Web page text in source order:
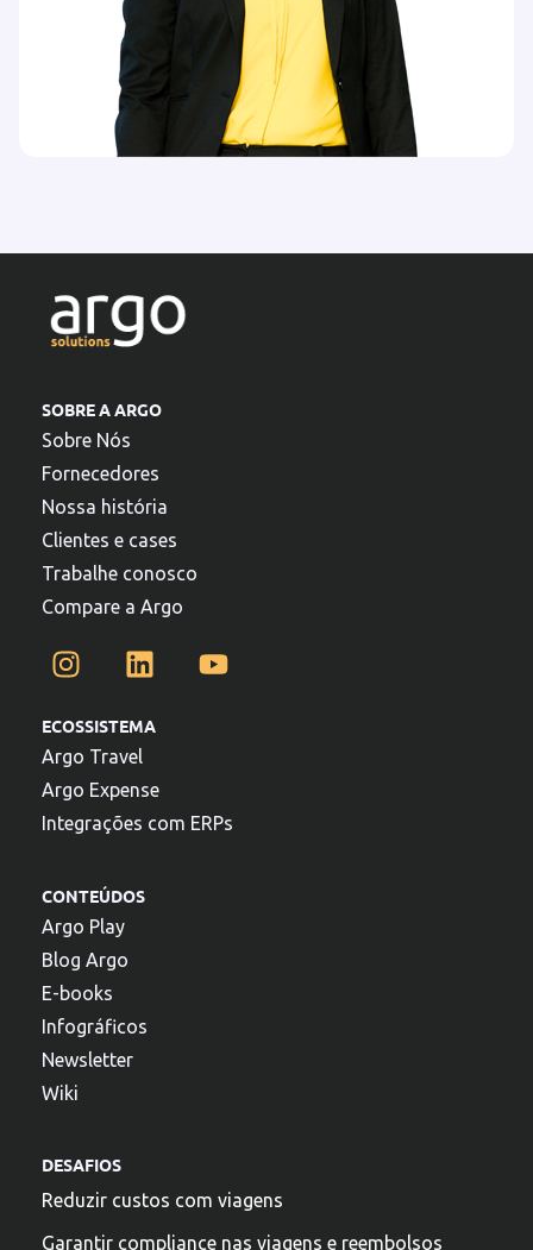
SOBRE A ARGO
Sobre Nós
Fornecedores
Nossa história
Clientes e cases
Trabalhe conosco
Compare a Argo
ECOSSISTEMA
Argo Travel
Argo Expense
Integrações com ERPs
CONTEÚDOS
Argo Play
Blog Argo
E-books
Infográficos
Newsletter
Wiki
DESAFIOS
Reduzir custos com viagens
Garantir compliance nas viagens e reembolsos